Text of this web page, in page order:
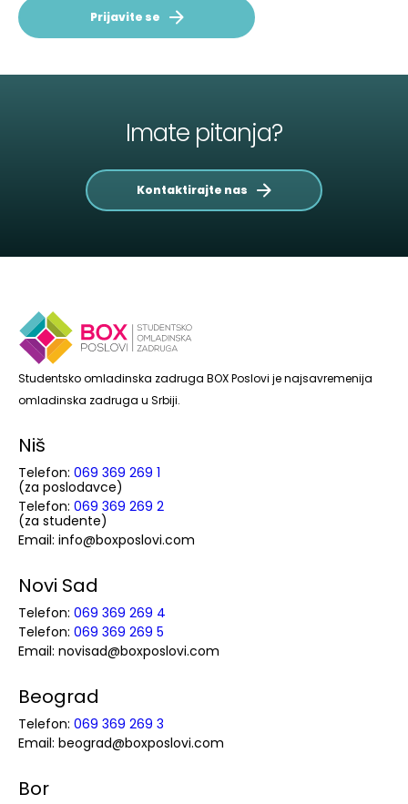
Prijavite se
Imate pitanja?
Kontaktirajte nas
Studentsko omladinska zadruga BOX Poslovi je najsavremenija
omladinska zadruga u Srbiji.
Niš
Telefon: 069 369 269 1
(za poslodavce)
Telefon: 069 369 269 2
(za studente)
Email: info@boxposlovi.com
Novi Sad
Telefon: 069 369 269 4
Telefon: 069 369 269 5
Email: novisad@boxposlovi.com
Beograd
Telefon: 069 369 269 3
Email: beograd@boxposlovi.com
Bor